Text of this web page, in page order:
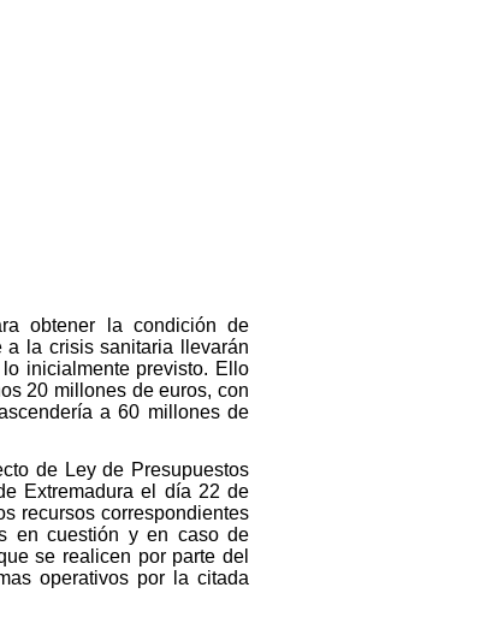
obtener la condición de
a la crisis sanitaria llevarán
inicialmente previsto. Ello
20 millones de euros, con
a 60 millones de
de Ley de Presupuestos
Extremadura el día 22 de
recursos correspondientes
en cuestión y en casode
se realicen por parte del
operativos por la citada